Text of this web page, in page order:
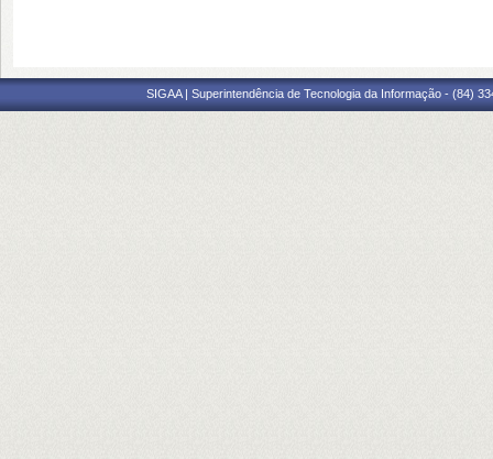
SIGAA | Superintendência de Tecnologia da Informação - (84)